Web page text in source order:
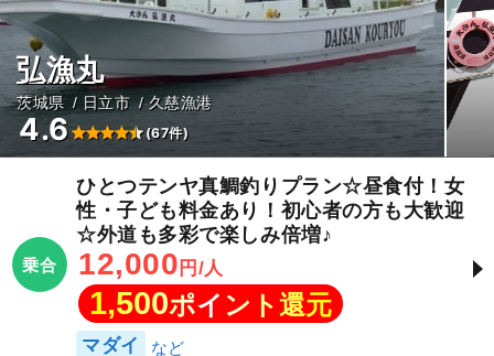
弘漁丸
茨城県 日立市 久慈漁港
4.6 (67件)
乗合
ひとつテンヤ真鯛釣りプラン☆昼食付！女
性・子ども料金あり！初心者の方も大歓迎
☆外道も多彩で楽しみ倍増♪
12,000 円/人
1,500ポイント還元
マダイ